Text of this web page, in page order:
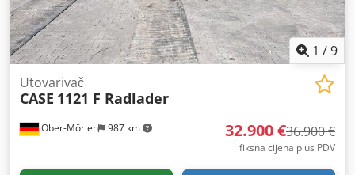
1 /9
Ober-Mörlen 987 km
Utovarivač
CASE 1121 F Radlader
32.900 €36.900 €
fiksna cijena plus PDV